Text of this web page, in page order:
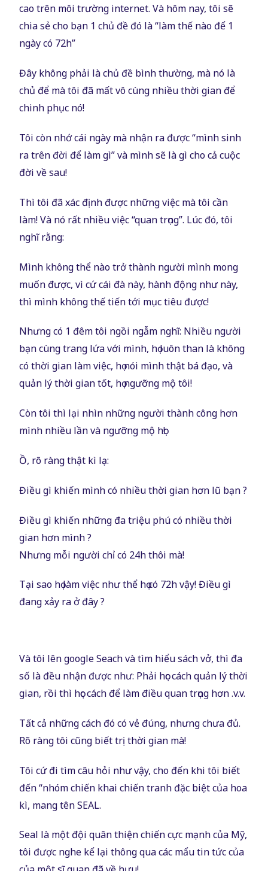
cao trên môi trường internet. Và hôm nay, tôi sẽ
chia sẻ cho bạn 1 chủ đề đó là “làm thế nào để 1
ngày có 72h”
Đây không phải là chủ đề bình thường, mà nó là
chủ để mà tôi đã mất vô cùng nhiều thời gian để
chinh phục nó!
Tôi còn nhớ cái ngày mà nhận ra được “mình sinh
ra trên đời để làm gì” và mình sẽ là gì cho cả cuộc
đời về sau!
Thì tôi đã xác định được những việc mà tôi cần
làm! Và nó rất nhiều việc “quan trọng”. Lúc đó, tôi
nghĩ rằng:
Mình không thể nào trở thành người mình mong
muốn được, vì cứ cái đà này, hành động như này,
thì mình không thế tiến tới mục tiêu được!
Nhưng có 1 đêm tôi ngồi ngẫm nghĩ: Nhiều người
bạn cùng trang lứa với mình, họ luôn than là không
có thời gian làm việc, họ nói mình thật bá đạo, và
quản lý thời gian tốt, họ ngưỡng mộ tôi!
Còn tôi thì lại nhìn những người thành công hơn
mình nhiều lần và ngưỡng mộ họ!
Ồ, rõ ràng thật kì lạ:
Điều gì khiến mình có nhiều thời gian hơn lũ bạn ?
Điều gì khiến những đa triệu phú có nhiều thời
gian hơn mình ?
Nhưng mỗi người chỉ có 24h thôi mà!
Tại sao họ làm việc như thể họ có 72h vậy! Điều gì
đang xảy ra ở đây ?
Và tôi lên google Seach và tìm hiểu sách vở, thì đa
số là đều nhận được như: Phải học cách quản lý thời
gian, rồi thì học cách để làm điều quan trọng hơn .v.v.
Tất cả những cách đó có vẻ đúng, nhưng chưa đủ.
Rõ ràng tôi cũng biết trị thời gian mà!
Tôi cứ đi tìm câu hỏi như vậy, cho đến khi tôi biết
đến “nhóm chiến khai chiến tranh đặc biệt của hoa
kì, mang tên SEAL.
Seal là một đội quân thiện chiến cực mạnh của Mỹ,
tôi được nghe kể lại thông qua các mẩu tin tức của